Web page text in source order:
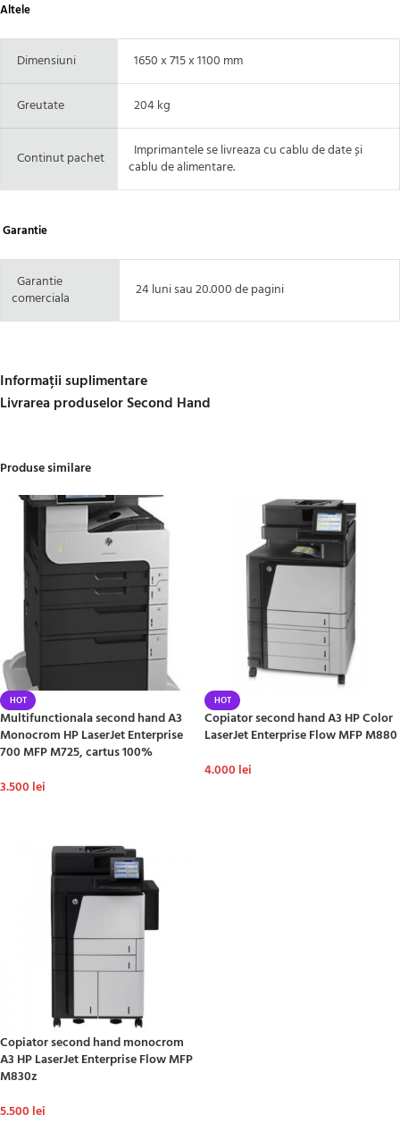
Altele
Dimensiuni 1650 x 715 x 1100 mm
Greutate 204 kg
Continut pachet
Imprimantele se livreaza cu cablu de date și
cablu de alimentare.
Garantie
Garantie
comerciala
24 luni sau 20.000 de pagini
Informații suplimentare
Livrarea produselor Second Hand
Produse similare
HOT
Multifunctionala second hand A3
Monocrom HP LaserJet Enterprise
700 MFP M725, cartus 100%
3.500 lei
HOT
Copiator second hand A3 HP Color
LaserJet Enterprise Flow MFP M880
4.000 lei
Copiator second hand monocrom
A3 HP LaserJet Enterprise Flow MFP
M830z
5.500 lei